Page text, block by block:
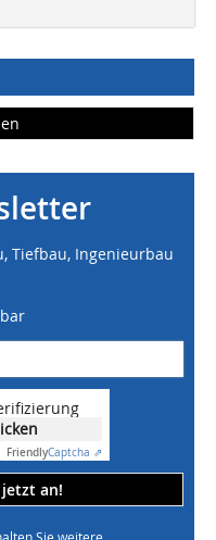
Tiefbau, Ingenieurbau
FriendlyCaptcha ⇗
an!